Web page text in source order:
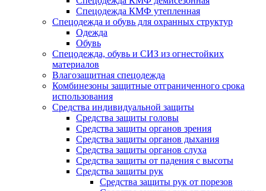
Спецодежда КМФ утепленная
Спецодежда и обувь для охранных структур
Одежда
Обувь
Спецодежда, обувь и СИЗ из огнестойких
материалов
Влагозащитная спецодежда
Комбинезоны защитные отграниченного срока
использования
Средства индивидуальной защиты
Средства защиты головы
Средства защиты органов зрения
Средства защиты органов дыхания
Средства защиты органов слуха
Средства защиты от падения с высоты
Средства защиты рук
Средства защиты рук от порезов